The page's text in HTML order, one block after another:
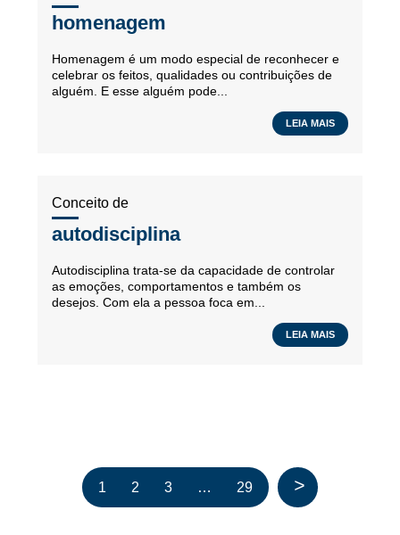
homenagem
Homenagem é um modo especial de reconhecer e
celebrar os feitos, qualidades ou contribuições de
alguém. E esse alguém pode...
LEIA MAIS
Conceito de
autodisciplina
Autodisciplina trata-se da capacidade de controlar
as emoções, comportamentos e também os
desejos. Com ela a pessoa foca em...
LEIA MAIS
1 2 3 … 29 >